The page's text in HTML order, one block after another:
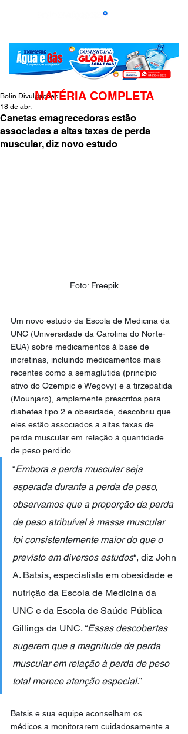
Canetas emagrecedoras estão
associadas a altas taxas de perda
muscular, diz novo estudo
Bolin Divulgações
18 de abr.
Foto: Freepik
Um novo estudo da Escola de Medicina da
UNC (Universidade da Carolina do Norte-
EUA) sobre medicamentos à base de
incretinas, incluindo medicamentos mais
recentes como a semaglutida (princípio
ativo do Ozempic e Wegovy) e a tirzepatida
(Mounjaro), amplamente prescritos para
diabetes tipo 2 e obesidade, descobriu que
eles estão associados a altas taxas de
perda muscular em relação à quantidade
de peso perdido.
“Embora a perda muscular seja
esperada durante a perda de peso,
observamos que a proporção da perda
de peso atribuível à massa muscular
foi consistentemente maior do que o
previsto em diversos estudos“, diz John
A. Batsis, especialista em obesidade e
nutrição da Escola de Medicina da
UNC e da Escola de Saúde Pública
Gillings da UNC. “Essas descobertas
sugerem que a magnitude da perda
muscular em relação à perda de peso
total merece atenção especial.”
Batsis e sua equipe aconselham os
médicos a monitorarem cuidadosamente a
MATÉRIA COMPLETA